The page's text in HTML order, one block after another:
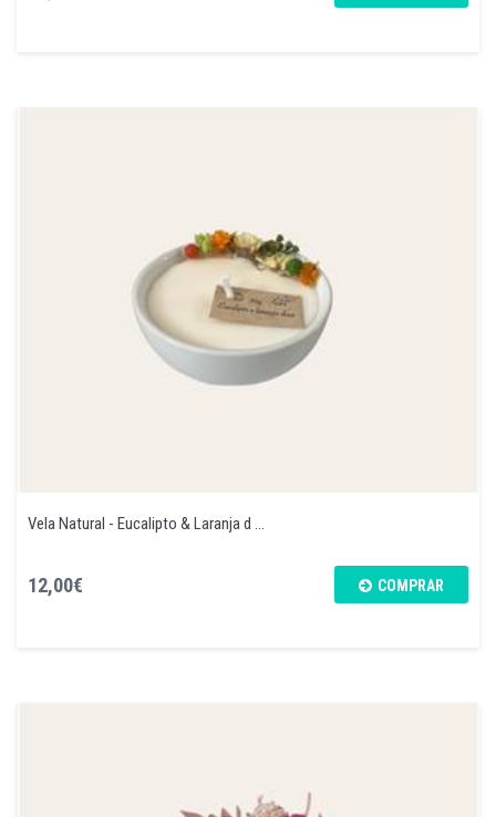
Vela Natural - Eucalipto & Laranja d ...
12,00€ COMPRAR